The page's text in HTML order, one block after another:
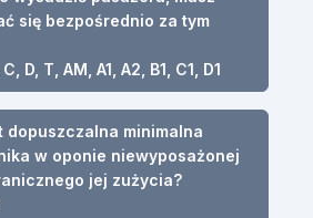
się bezpośrednio za tym
D, T, AM, A1, A2, B1, C1, D1
minimalna
w oponie niewyposażonej
jej zużycia?